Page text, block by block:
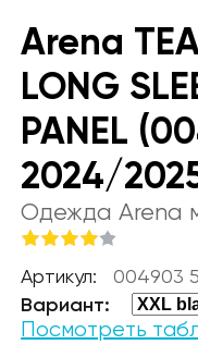
Arena
LONG
PANEL
2024/
Одежда Arena
Артикул: 004903
Вариант:
Посмотреть